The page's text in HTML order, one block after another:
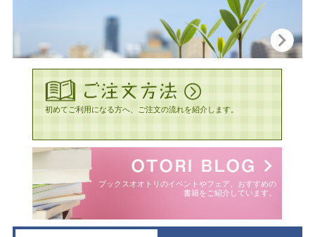
初めてご利用になる方へ、ご注文の流れを紹介します。
ブックスオオトリのイベントやフェア、おすすめの
書籍をご紹介しています。